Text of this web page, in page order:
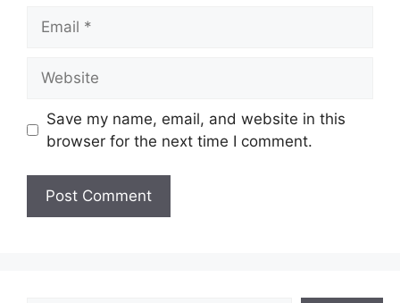
Save my name, email, and website in this
browser for the next time I comment.